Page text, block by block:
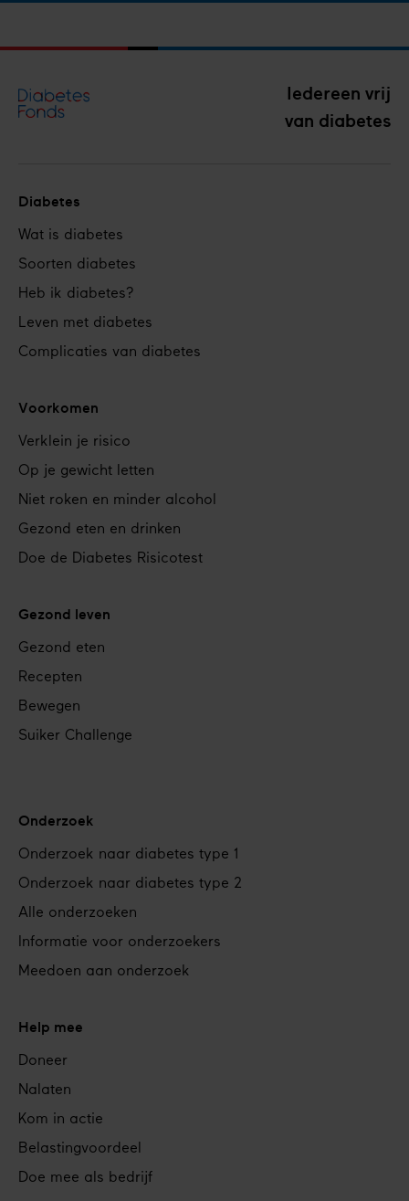
Iedereen vrij
van diabetes
Footer
navigation
Diabetes
Wat is diabetes
Soorten diabetes
Heb ik diabetes?
Leven met diabetes
Complicaties van diabetes
Voorkomen
Verklein je risico
Op je gewicht letten
Niet roken en minder alcohol
Gezond eten en drinken
Doe de Diabetes Risicotest
Gezond leven
Gezond eten
Recepten
Bewegen
Suiker Challenge
Onderzoek
Onderzoek naar diabetes type 1
Onderzoek naar diabetes type 2
Alle onderzoeken
Informatie voor onderzoekers
Meedoen aan onderzoek
Help mee
Doneer
Nalaten
Kom in actie
Belastingvoordeel
Doe mee als bedrijf